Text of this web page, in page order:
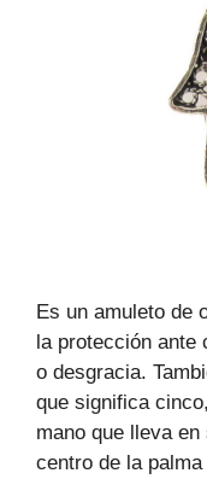
Es un amuleto de
la protección ante
o desgracia.
que significa
mano que lleva
centro de la